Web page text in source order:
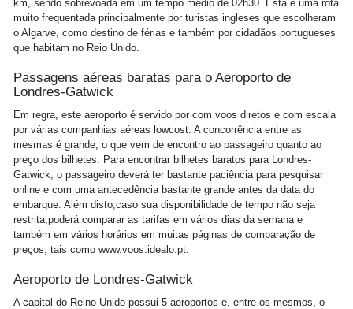
km, sendo sobrevoada em um tempo médio de 02h30. Esta é uma rota
muito frequentada principalmente por turistas ingleses que escolheram
o Algarve, como destino de férias e também por cidadãos portugueses
que habitam no Reio Unido.
Passagens aéreas baratas para o Aeroporto de
Londres-Gatwick
Em regra, este aeroporto é servido por com voos diretos e com escala
por várias companhias aéreas lowcost. A concorrência entre as
mesmas é grande, o que vem de encontro ao passageiro quanto ao
preço dos bilhetes. Para encontrar bilhetes baratos para Londres-
Gatwick, o passageiro deverá ter bastante paciência para pesquisar
online e com uma antecedência bastante grande antes da data do
embarque. Além disto,caso sua disponibilidade de tempo não seja
restrita,poderá comparar as tarifas em vários dias da semana e
também em vários horários em muitas páginas de comparação de
preços, tais como www.voos.idealo.pt.
Aeroporto de Londres-Gatwick
A capital do Reino Unido possui 5 aeroportos e, entre os mesmos, o